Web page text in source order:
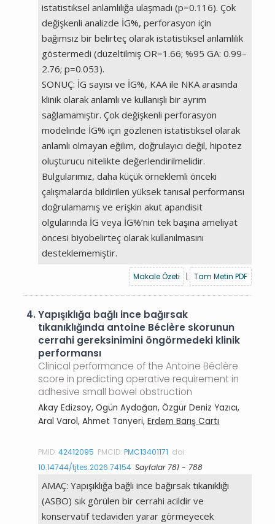
istatistiksel anlamlılığa ulaşmadı (p=0.116). Çok
değişkenli analizde İG%, perforasyon için
bağımsız bir belirteç olarak istatistiksel anlamlılık
göstermedi (düzeltilmiş OR=1.66; %95 GA: 0.99–
2.76; p=0.053).
SONUÇ: İG sayısı ve İG%, KAA ile NKA arasında
klinik olarak anlamlı ve kullanışlı bir ayrım
sağlamamıştır. Çok değişkenli perforasyon
modelinde İG% için gözlenen istatistiksel olarak
anlamlı olmayan eğilim, doğrulayıcı değil, hipotez
oluşturucu nitelikte değerlendirilmelidir.
Bulgularımız, daha küçük örneklemli önceki
çalışmalarda bildirilen yüksek tanısal performansı
doğrulamamış ve erişkin akut apandisit
olgularında İG veya İG%’nin tek başına ameliyat
öncesi biyobelirteç olarak kullanılmasını
desteklememiştir.
Makale Özeti | Tam Metin PDF
4.Yapışıklığa bağlı ince bağırsak
tıkanıklığında antoine Béclère skorunun
cerrahi gereksinimini öngörmedeki klinik
performansı
Clinical performance of the Antoine Béclère
score in predicting operative requirement in
adhesive small bowel obstruction
Akay Edizsoy, Ogün Aydoğan, Özgür Deniz Yazıcı,
Aral Varol, Ahmet Tanyeri,Erdem Barış Cartı
PMID:42412095 PMCID:PMC13401171 doi:
10.14744/tjtes.2026.74154 Sayfalar 781 - 788
AMAÇ: Yapışıklığa bağlı ince bağırsak tıkanıklığı
(ASBO) sık görülen bir cerrahi acildir ve
konservatif tedaviden yarar görmeyecek